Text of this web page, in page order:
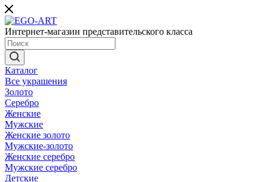
Интернет-магазин представительского класса
Каталог
Все украшения
Золото
Серебро
Женские
Мужские
Женские золото
Мужские-золото
Женские серебро
Мужские серебро
Детские